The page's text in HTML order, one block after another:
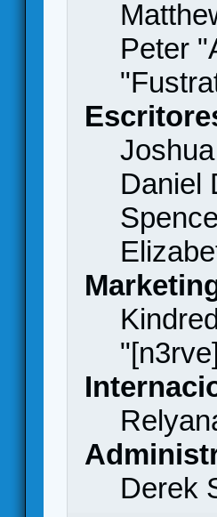
Peter
Daniel
Derek